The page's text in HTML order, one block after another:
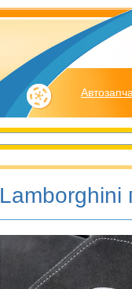
Lamborghini